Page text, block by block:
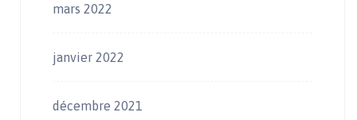
mars 2022
janvier 2022
décembre 2021